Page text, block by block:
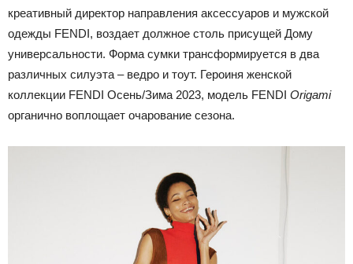
креативный директор направления аксессуаров и мужской
одежды FENDI, воздает должное столь присущей Дому
универсальности. Форма сумки трансформируется в два
различных силуэта – ведро и тоут. Героиня женской
коллекции FENDI Осень/Зима 2023, модель FENDI Origami
органично воплощает очарование сезона.